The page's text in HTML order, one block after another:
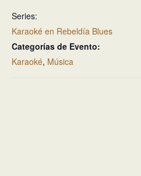
Series:
Karaoké en Rebeldía Blues
Categorías de Evento:
Karaoké, Música